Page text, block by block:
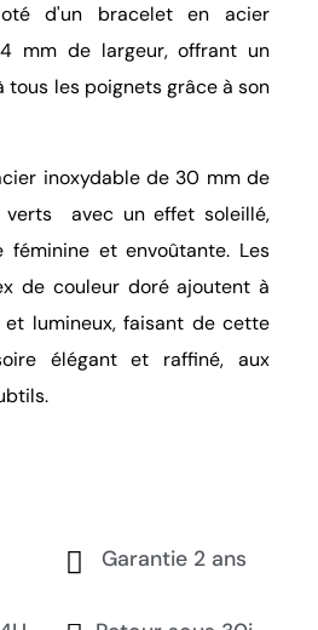
d'un bracelet en acier
mm de largeur, offrant un
les poignets grâce à son
inoxydable de 30 mm de
verts avec un effet soleillé,
féminine et envoûtante. Les
de couleur doré ajoutent à
lumineux, faisant de cette
élégant et raffiné, aux
Garantie 2 ans